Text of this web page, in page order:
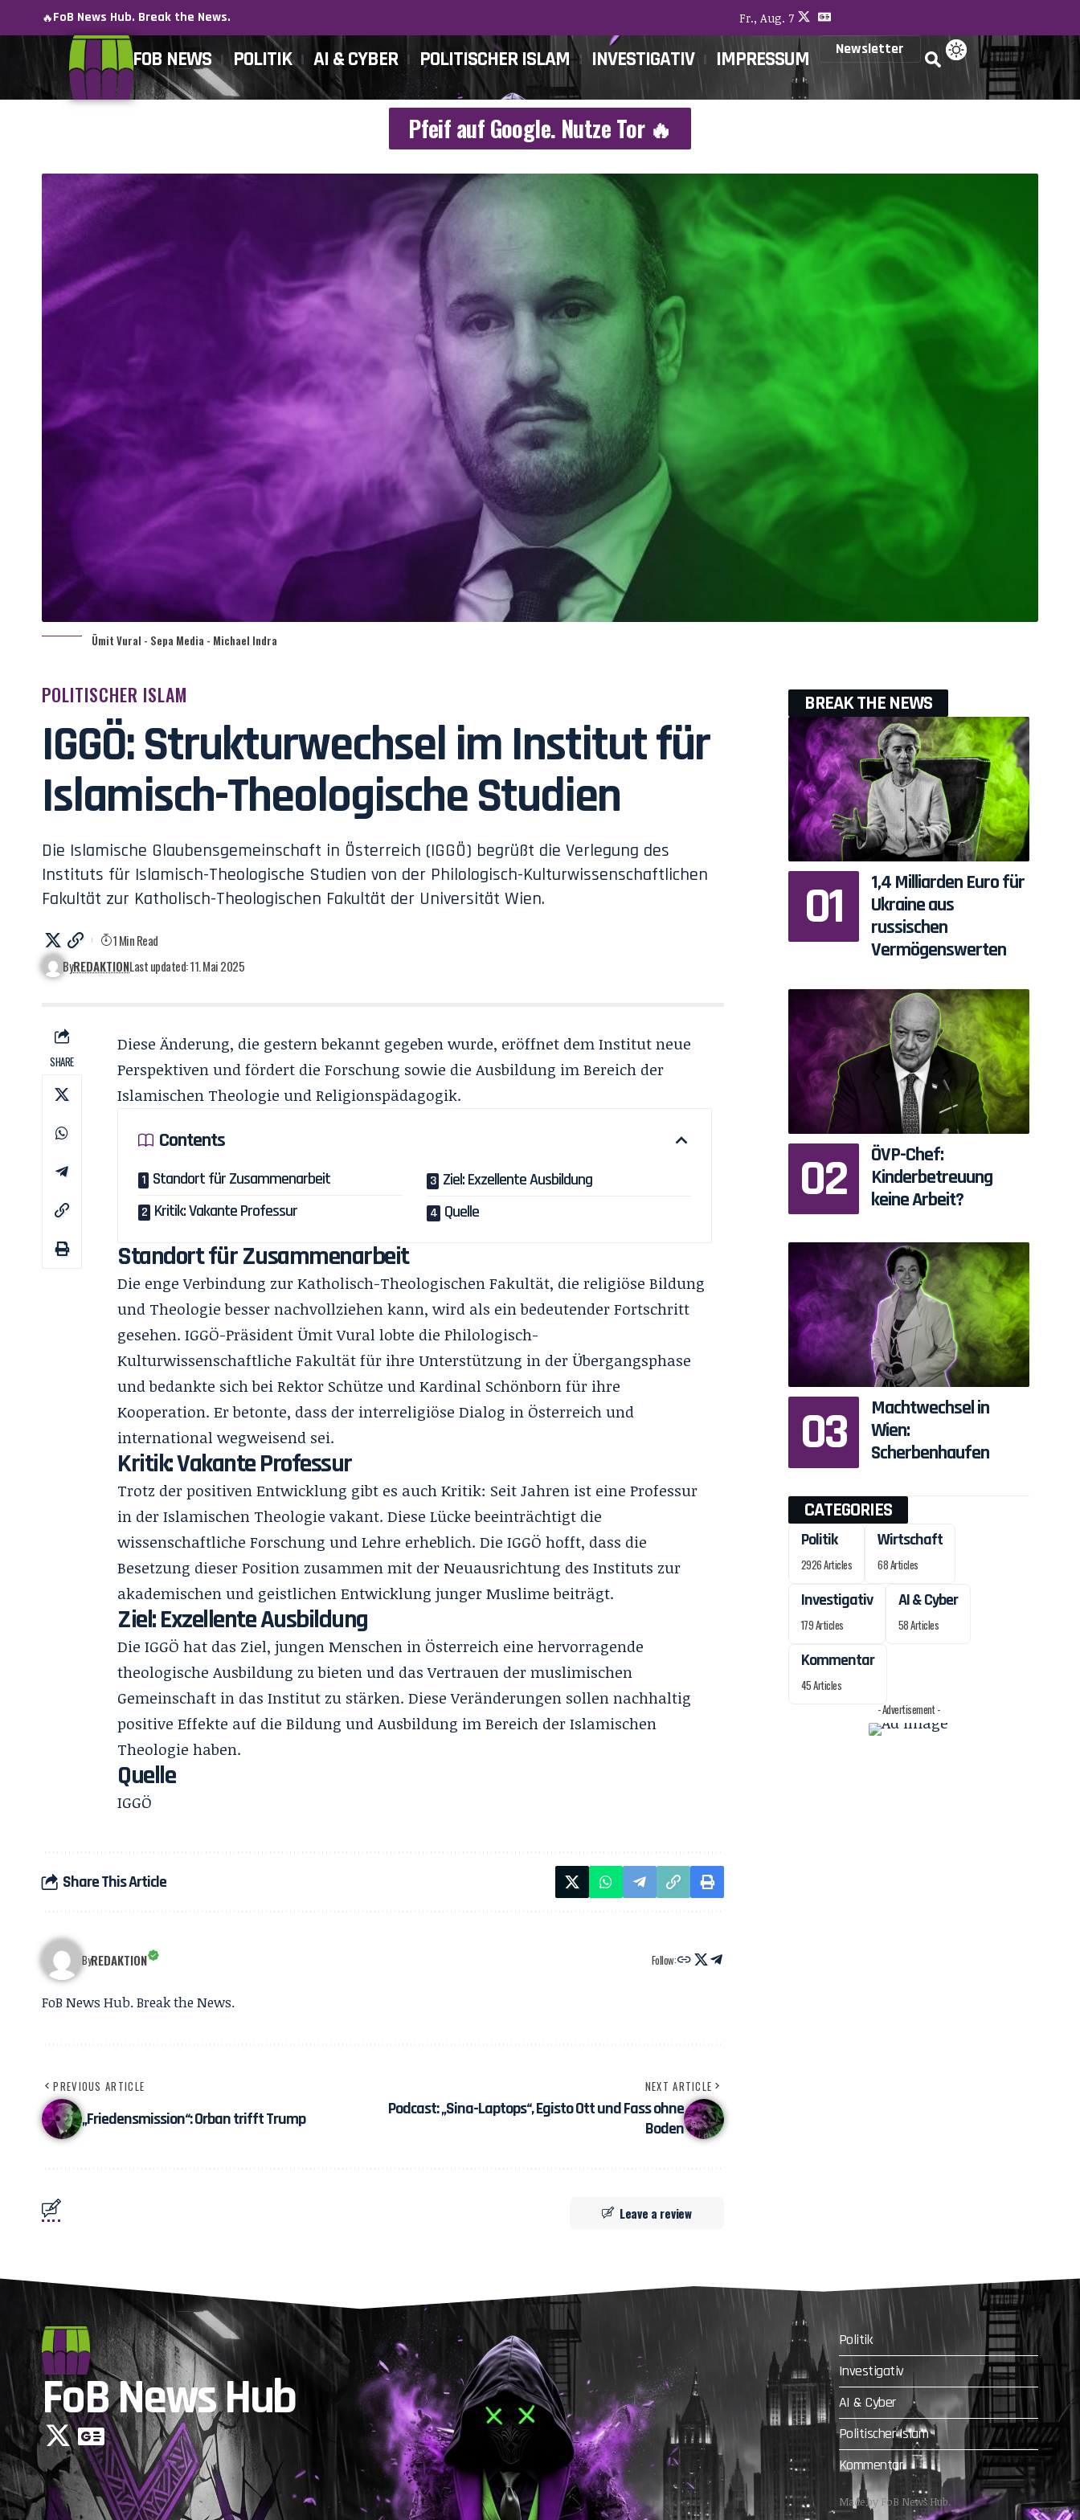
🔥FoB News Hub. Break the News. Fr., Aug. 7
FOB NEWS POLITIK AI & CYBER POLITISCHER ISLAM INVESTIGATIV IMPRESSUM Newsletter
Pfeif auf Google. Nutze Tor 🔥
Ümit Vural - Sepa Media - Michael Indra
POLITISCHER ISLAM
IGGÖ: Strukturwechsel im Institut für
Islamisch-Theologische Studien
Die Islamische Glaubensgemeinschaft in Österreich (IGGÖ) begrüßt die Verlegung des
Instituts für Islamisch-Theologische Studien von der Philologisch-Kulturwissenschaftlichen
Fakultät zur Katholisch-Theologischen Fakultät der Universität Wien.
ByREDAKTIONLast updated: 11. Mai 2025
1 Min Read
SHARE
Diese Änderung, die gestern bekannt gegeben wurde, eröffnet dem Institut neue
Perspektiven und fördert die Forschung sowie die Ausbildung im Bereich der
Islamischen Theologie und Religionspädagogik.
Contents
Standort für Zusammenarbeit
Kritik: Vakante Professur
Ziel: Exzellente Ausbildung
Quelle
Standort für Zusammenarbeit
Die enge Verbindung zur Katholisch-Theologischen Fakultät, die religiöse Bildung
und Theologie besser nachvollziehen kann, wird als ein bedeutender Fortschritt
gesehen. IGGÖ-Präsident Ümit Vural lobte die Philologisch-
Kulturwissenschaftliche Fakultät für ihre Unterstützung in der Übergangsphase
und bedankte sich bei Rektor Schütze und Kardinal Schönborn für ihre
Kooperation. Er betonte, dass der interreligiöse Dialog in Österreich und
international wegweisend sei.
Kritik: Vakante Professur
Trotz der positiven Entwicklung gibt es auch Kritik: Seit Jahren ist eine Professur
in der Islamischen Theologie vakant. Diese Lücke beeinträchtigt die
wissenschaftliche Forschung und Lehre erheblich. Die IGGÖ hofft, dass die
Besetzung dieser Position zusammen mit der Neuausrichtung des Instituts zur
akademischen und geistlichen Entwicklung junger Muslime beiträgt.
Ziel: Exzellente Ausbildung
Die IGGÖ hat das Ziel, jungen Menschen in Österreich eine hervorragende
theologische Ausbildung zu bieten und das Vertrauen der muslimischen
Gemeinschaft in das Institut zu stärken. Diese Veränderungen sollen nachhaltig
positive Effekte auf die Bildung und Ausbildung im Bereich der Islamischen
Theologie haben.
Quelle
IGGÖ
Share This Article
ByREDAKTION Follow:
FoB News Hub. Break the News.
PREVIOUS ARTICLE
„Friedensmission“: Orban trifft Trump
NEXT ARTICLE
Podcast: „Sina-Laptops“, Egisto Ott und Fass ohne
Boden
Leave a review
BREAK THE NEWS
1,4 Milliarden Euro für
Ukraine aus
russischen
Vermögenswerten
ÖVP-Chef:
Kinderbetreuung
keine Arbeit?
Machtwechsel in
Wien:
Scherbenhaufen
CATEGORIES
Politik
2926 Articles
Wirtschaft
68 Articles
Investigativ
179 Articles
AI & Cyber
58 Articles
Kommentar
45 Articles
- Advertisement -
FoB News Hub
Politik
Investigativ
AI & Cyber
Politischer Islam
Kommentar
Made by FoB News Hub.